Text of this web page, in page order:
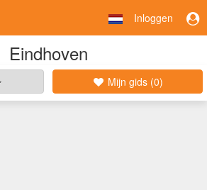
Inloggen
Eindhoven
Mijn gids (0)